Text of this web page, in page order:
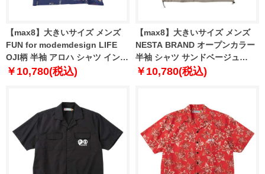
【max8】大きいサイズ メンズ
FUN for modemdesign LIFE
OJI柄 半袖 アロハ シャツ インク
ブルー 1277-5276-2 3L 4L 5L
￥10,780(税込)
【max8】大きいサイズ メンズ
NESTA BRAND オープンカラー
半袖 シャツ サンドベージュ
1277-5215-1 3L 4L 5L 6L 8L
￥10,780(税込)